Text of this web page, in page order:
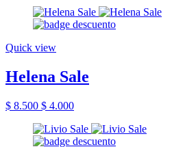
Quick view
Helena Sale
$ 8.500 $ 4.000